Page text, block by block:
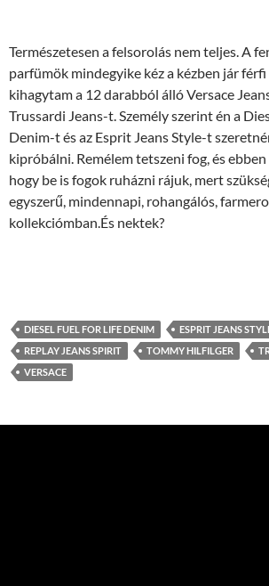
Természetesen a felsorolás nem teljes. A
parfümök mindegyike kéz a kézben jár férfi
kihagytam a 12 darabból álló Versace
Trussardi Jeans-t. Személy szerint én a
Denim-t és az Esprit Jeans Style-t
kipróbálni. Remélem tetszeni fog, és
hogy be is fogok ruházni rájuk, mert
egyszerű, mindennapi, rohangálós,
kollekciómban.És nektek?
DIESEL FUEL FOR LIFE DENIM ESPRIT JEANS
REPLAY JEANS SPIRIT
TOMMY HILFILGER
VERSACE